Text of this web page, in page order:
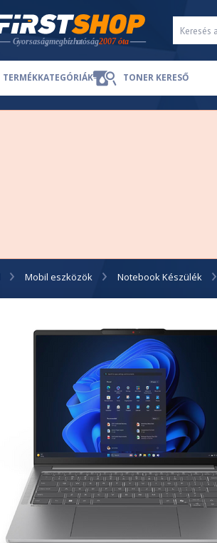
TERMÉKKATEGÓRIÁK TONER KERESŐ
Mobil eszközök Notebook Készülék